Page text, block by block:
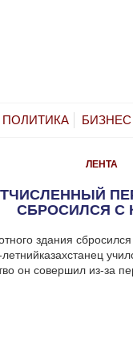
ПОЛИТИКА БИЗНЕС
ЛЕНТА
СБРОСИЛСЯ С
здания сбросился
он совершил из-за